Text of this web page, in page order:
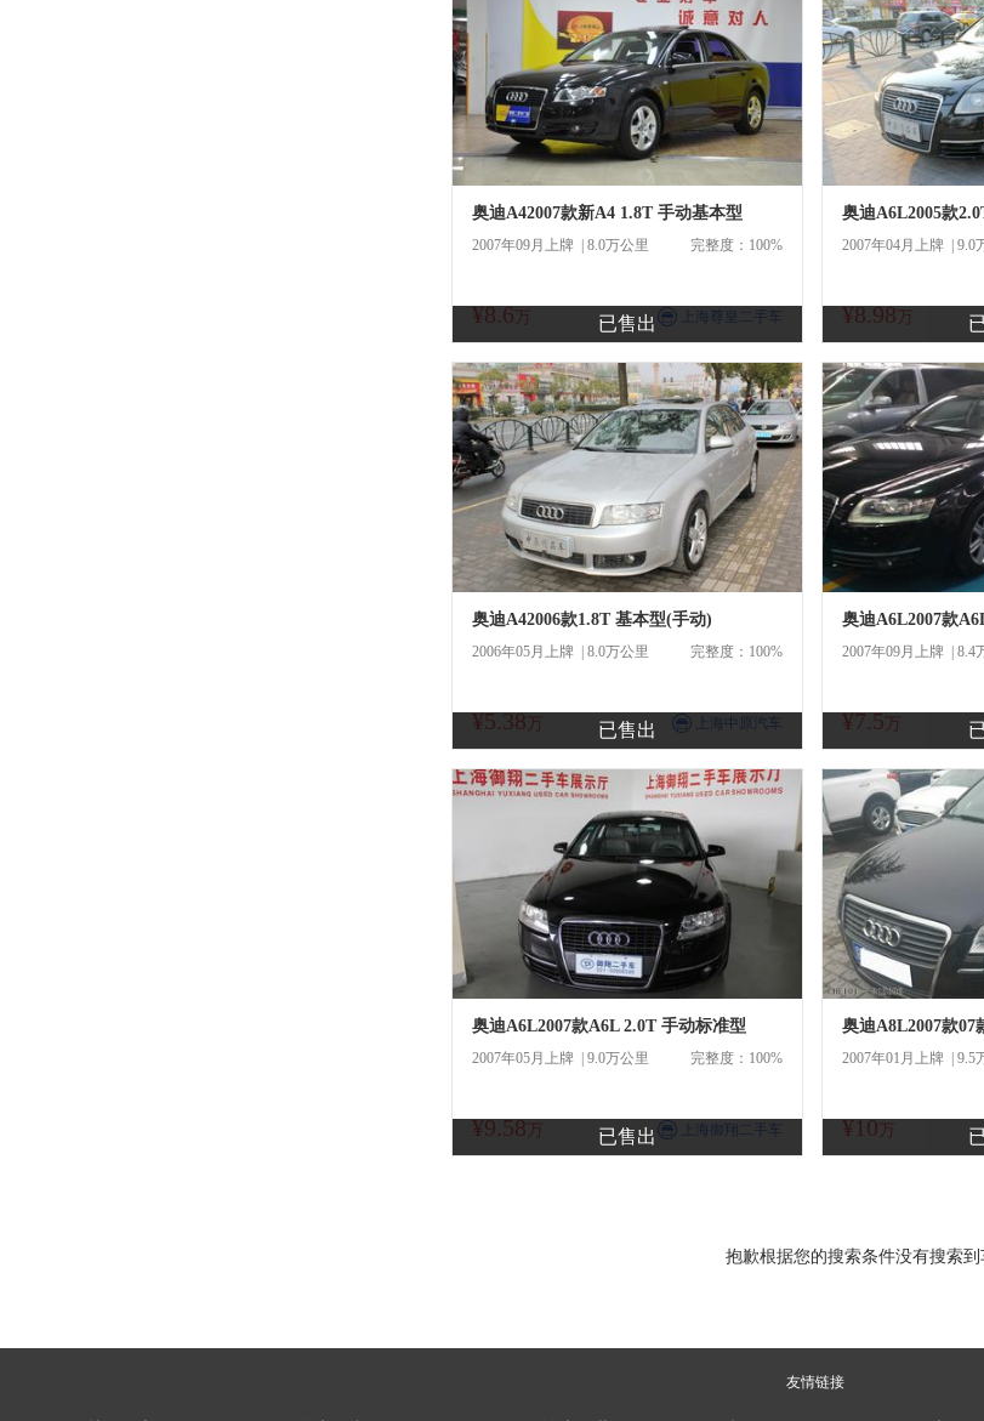
已售出
奥迪A42007款新A4 1.8T 手动基本型
完整度：100%
2007年09月上牌 | 8.0万公里
¥8.6 万 商 上海尊皇二手车
奥迪A6L2005款
2007年04月上牌 | 9.0
¥8.98 万
已售出
奥迪A42006款1.8T 基本型(手动)
完整度：100%
2006年05月上牌 | 8.0万公里
¥5.38 万 商 上海中原汽车
奥迪A6L2007款
2007年09月上牌 | 8.4
¥7.5 万
已售出
奥迪A6L2007款A6L 2.0T 手动标准型
完整度：100%
2007年05月上牌 | 9.0万公里
¥9.58 万 商 上海御翔二手车
2007年01月上牌 | 9.5
¥10 万 商
抱歉根据您的搜索条件没有搜索
友情链接